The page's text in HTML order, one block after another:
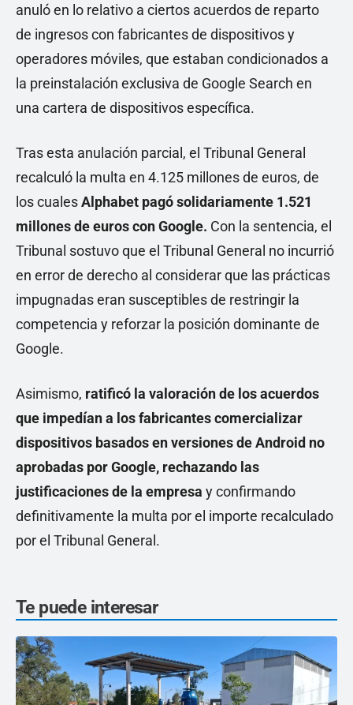
anuló en lo relativo a ciertos acuerdos de reparto
de ingresos con fabricantes de dispositivos y
operadores móviles, que estaban condicionados a
la preinstalación exclusiva de Google Search en
una cartera de dispositivos específica.
Tras esta anulación parcial, el Tribunal General
recalculó la multa en 4.125 millones de euros, de
los cualesAlphabet pagó solidariamente 1.521
millones de euros con Google. Con la sentencia, el
Tribunal sostuvo que el Tribunal General no incurrió
en error de derecho al considerar que las prácticas
impugnadas eran susceptibles de restringir la
competencia y reforzar la posición dominante de
Google.
Asimismo, ratificó la valoración de los acuerdos
que impedían a los fabricantes comercializar
dispositivos basados en versiones de Android no
aprobadas por Google, rechazando las
justificaciones de la empresa y confirmando
definitivamente la multa por el importe recalculado
por el Tribunal General.
Te puede interesar